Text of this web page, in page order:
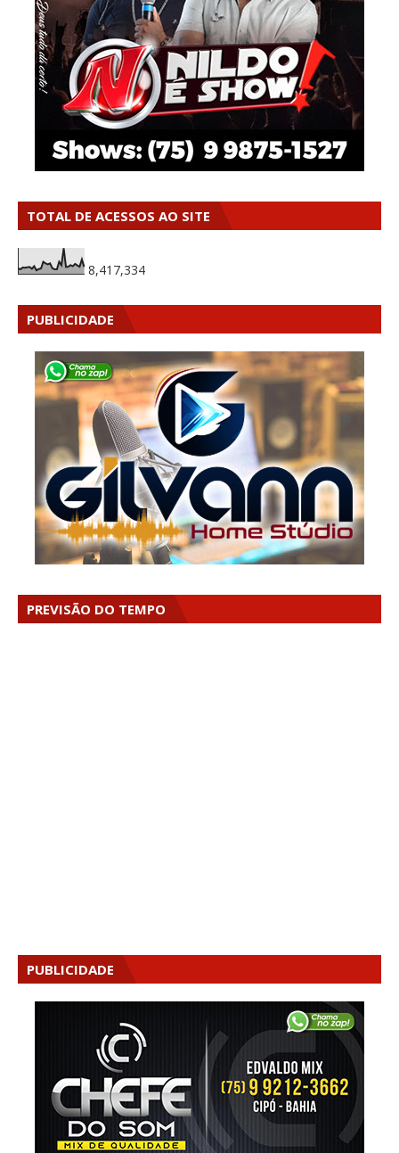
TOTAL DE ACESSOS AO SITE
8,417,334
PUBLICIDADE
PREVISÃO DO TEMPO
PUBLICIDADE